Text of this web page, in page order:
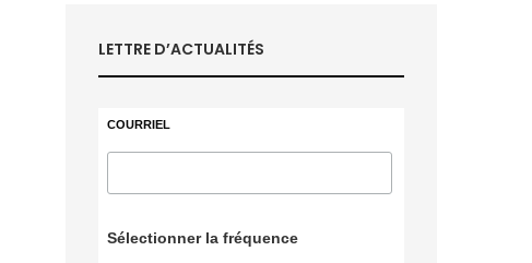
LETTRE D’ACTUALITÉS
COURRIEL
Sélectionner la fréquence